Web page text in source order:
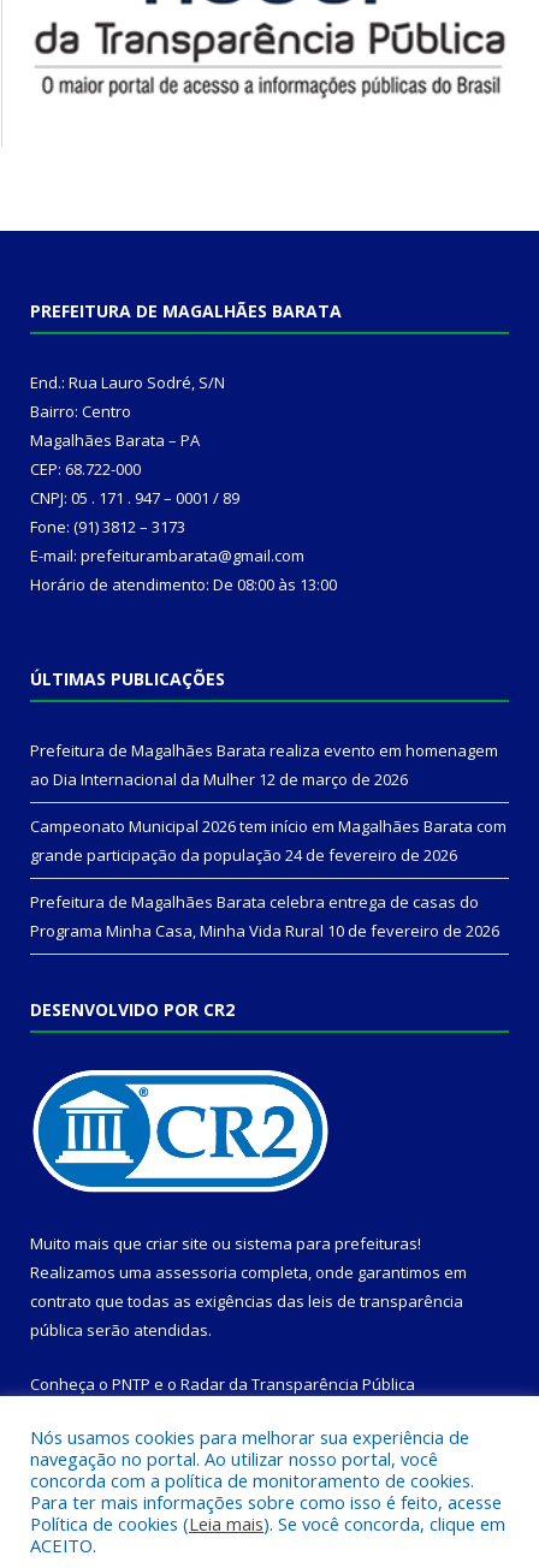
PREFEITURA DE MAGALHÃES BARATA
End.: Rua Lauro Sodré, S/N
Bairro: Centro
Magalhães Barata – PA
CEP: 68.722-000
CNPJ: 05 . 171 . 947 – 0001 / 89
Fone: (91) 3812 – 3173
E-mail: prefeiturambarata@gmail.com
Horário de atendimento: De 08:00 às 13:00
ÚLTIMAS PUBLICAÇÕES
Prefeitura de Magalhães Barata realiza evento em homenagem
ao Dia Internacional da Mulher 12 de março de 2026
Campeonato Municipal 2026 tem início em Magalhães Barata com
grande participação da população 24 de fevereiro de 2026
Prefeitura de Magalhães Barata celebra entrega de casas do
Programa Minha Casa, Minha Vida Rural 10 de fevereiro de 2026
DESENVOLVIDO POR CR2
Muito mais que criar site ou sistema para prefeituras!
Realizamos uma assessoria completa, onde garantimos em
contrato que todas as exigências das leis de transparência
pública serão atendidas.
Conheça o PNTP e o Radar da Transparência Pública
Todos os direitos reservados a Prefeitura Municipal de
Magalhães Barata.
Nós usamos cookies para melhorar sua experiência de
navegação no portal. Ao utilizar nosso portal, você
concorda com a política de monitoramento de cookies.
Para ter mais informações sobre como isso é feito, acesse
Política de cookies (Leia mais). Se você concorda, clique em
ACEITO.